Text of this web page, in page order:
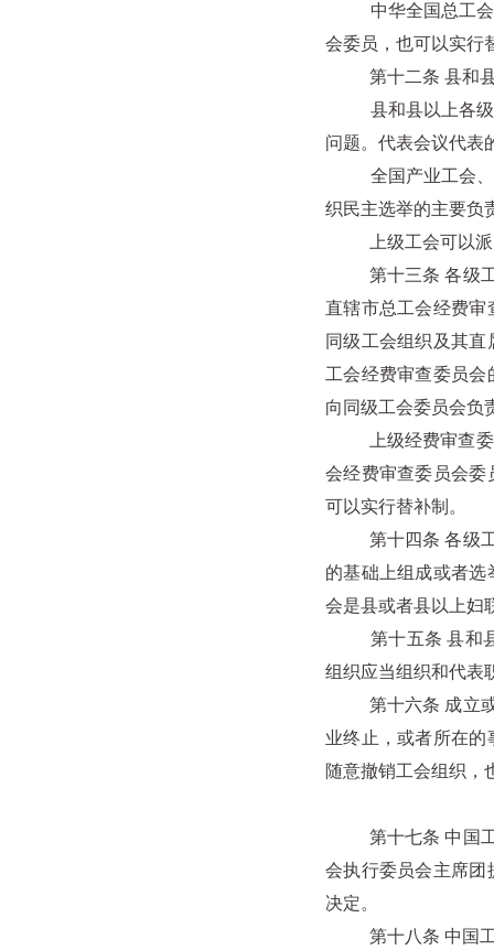
中华全国总工会执
会委员，也可以实行
第十二条 县和县
县和县以上各级工
问题。代表会议代表
全国产业工会、各
织民主选举的主要负
上级工会可以派员
第十三条 各级工会
直辖市总工会经费审
同级工会组织及其
工会经费审查委员
向同级工会委员会负
上级经费审查委员
会经费审查委员会委
可以实行替补制。
第十四条 各级工会
的基础上组成或者
会是县或者县以上妇
第十五条 县和县
组织应当组织和代表
第十六条 成立或者
业终止，或者所在
随意撤销工会组织，
第十七条 中国工会
会执行委员会主席团
决定。
第十八条 中国工